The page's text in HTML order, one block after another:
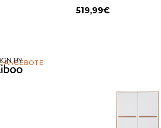
519,99
ANGEBOTE